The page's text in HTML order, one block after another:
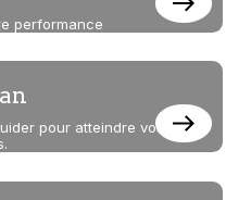
performance
pour atteindre vos